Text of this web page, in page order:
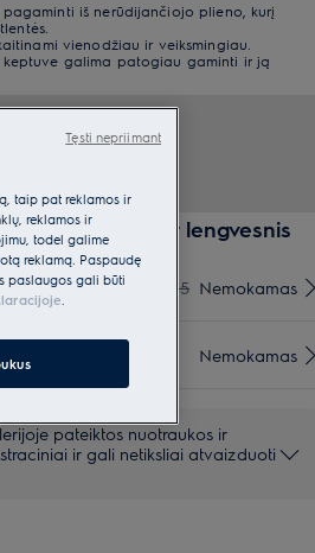
iš nerūdijančiojo plieno, kurį
vienodžiau ir veiksmingiau.
keptuve galima patogiau gaminti ir ją
būtų dar lengvesnis
€15 Nemokamas
Nemokamas
pateiktos nuotraukos ir
ir gali netiksliai atvaizduoti
taip pat reklamos ir
reklamos ir
todėl galime
reklamą. Paspaudę
paslaugos gali būti
.
Tęsti nepriimant